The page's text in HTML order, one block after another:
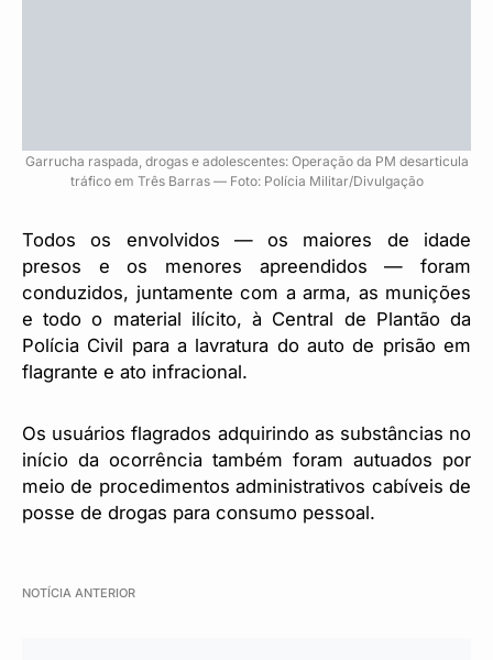
Garrucha raspada, drogas e adolescentes: Operação da PM desarticula
tráfico em Três Barras — Foto: Polícia Militar/Divulgação
Todos os envolvidos — os maiores de idade
presos e os menores apreendidos — foram
conduzidos, juntamente com a arma, as munições
e todo o material ilícito, à Central de Plantão da
Polícia Civil para a lavratura do auto de prisão em
flagrante e ato infracional.
Os usuários flagrados adquirindo as substâncias no
início da ocorrência também foram autuados por
meio de procedimentos administrativos cabíveis de
posse de drogas para consumo pessoal.
NOTÍCIA ANTERIOR